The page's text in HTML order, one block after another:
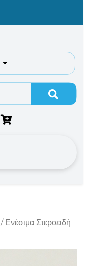
Αναζήτηση για:
/ Ενέσιμα Στεροειδή